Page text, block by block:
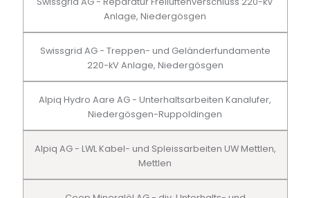
Anlage, Niedergösgen
Swissgrid AG - Treppen- und Geländerfundamente
220-kV Anlage, Niedergösgen
Alpiq Hydro Aare AG - Unterhaltsarbeiten Kanalufer,
Niedergösgen-Ruppoldingen
Alpiq AG - LWL Kabel- und Spleissarbeiten UW Mettlen,
Mettlen